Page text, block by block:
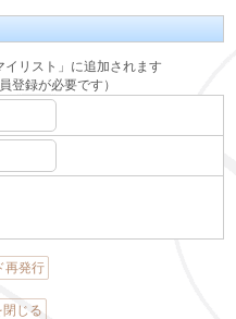
リスト」に追加されます
登録が必要です）
再発行
じる